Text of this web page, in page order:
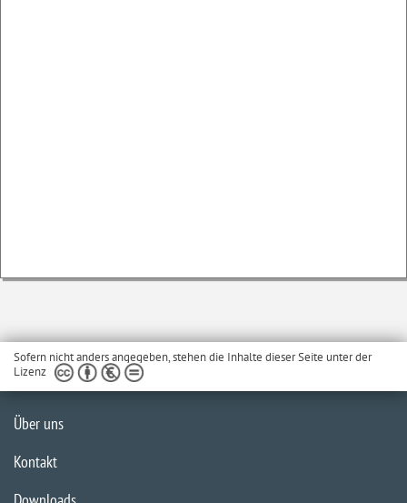
Sofern nicht anders angegeben, stehen die Inhalte dieser Seite unter der
Lizenz
Über uns
Kontakt